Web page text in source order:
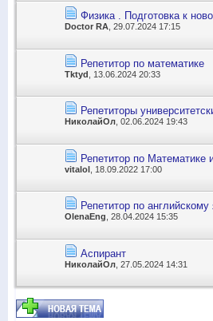
Физика . Подготовка к
Doctor RA , 29.07.2024 17:15
Репетитор по математике
Tktyd , 13.06.2024 20:33
Репетиторы
НиколайОл , 02.06.2024 19:43
Репетитор по
vitalol , 18.09.2022 17:00
Репетитор по английскому
OlenaEng , 28.04.2024 15:35
Аспирант
НиколайОл , 27.05.2024 14:31